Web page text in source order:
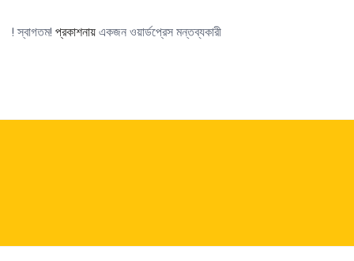
! স্বাগতম! প্রকাশনায়একজন ওয়ার্ডপ্রেস মন্তব্যকারী